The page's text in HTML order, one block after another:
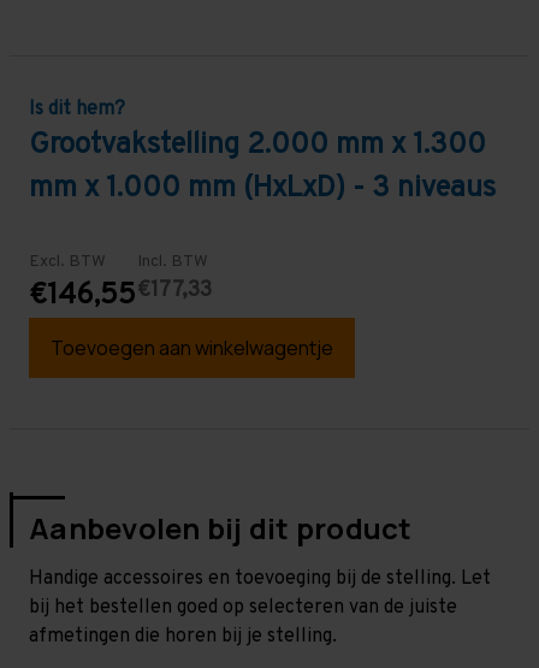
Is dit hem?
Grootvakstelling 2.000 mm x 1.300
mm x 1.000 mm (HxLxD) - 3 niveaus
Excl. BTW
€146,55
Incl. BTW
€177,33
Toevoegen aan winkelwagentje
Aanbevolen bij dit product
Handige accessoires en toevoeging bij de stelling. Let
bij het bestellen goed op selecteren van de juiste
afmetingen die horen bij je stelling.